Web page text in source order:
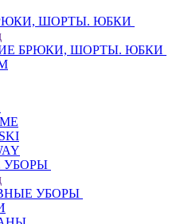
ШОРТЫ. ЮБКИ
БРЮКИ, ШОРТЫ. ЮБКИ
УБОРЫ
УБОРЫ